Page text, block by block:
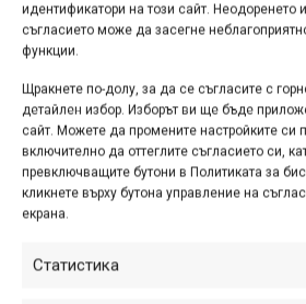
идентификатори на този сайт. Неодоренето
съгласието може да засегне
функции.
Щракнете по-долу, за да се съгласите с
детайлен избор. Изборът ви ще бъде
сайт. Можете да промените настройките си
включително да оттеглите съгласието си,
превключващите бутони в Политиката за
кликнете върху бутона управление на
екрана.
Статистика
Снимка на деня | 09.08.2026